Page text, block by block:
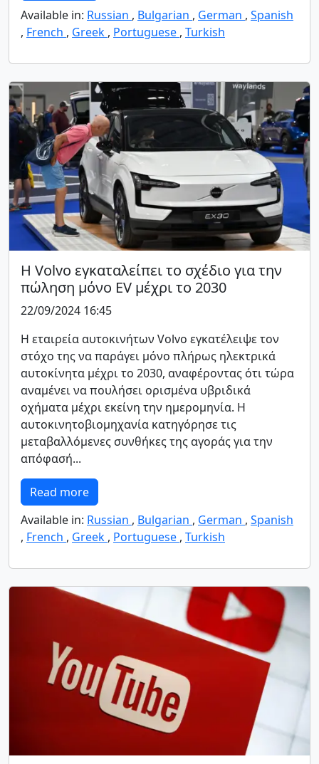
Available in: Russian , Bulgarian , German , Spanish
, French , Greek , Portuguese , Turkish
Η Volvo εγκαταλείπει το σχέδιο για την
πώληση μόνο EV μέχρι το 2030
22/09/2024 16:45
Η εταιρεία αυτοκινήτων Volvo εγκατέλειψε τον
στόχο της να παράγει μόνο πλήρως ηλεκτρικά
αυτοκίνητα μέχρι το 2030, αναφέροντας ότι τώρα
αναμένει να πουλήσει ορισμένα υβριδικά
οχήματα μέχρι εκείνη την ημερομηνία. Η
αυτοκινητοβιομηχανία κατηγόρησε τις
μεταβαλλόμενες συνθήκες της αγοράς για την
απόφασή...
Read more
Available in: Russian , Bulgarian , German , Spanish
, French , Greek , Portuguese , Turkish